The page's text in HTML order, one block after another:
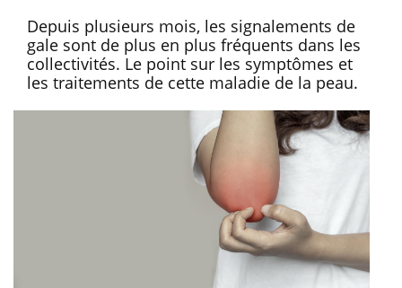
Depuis plusieurs mois, les signalements de
gale sont de plus en plus fréquents dans les
collectivités. Le point sur les symptômes et
les traitements de cette maladie de la peau.